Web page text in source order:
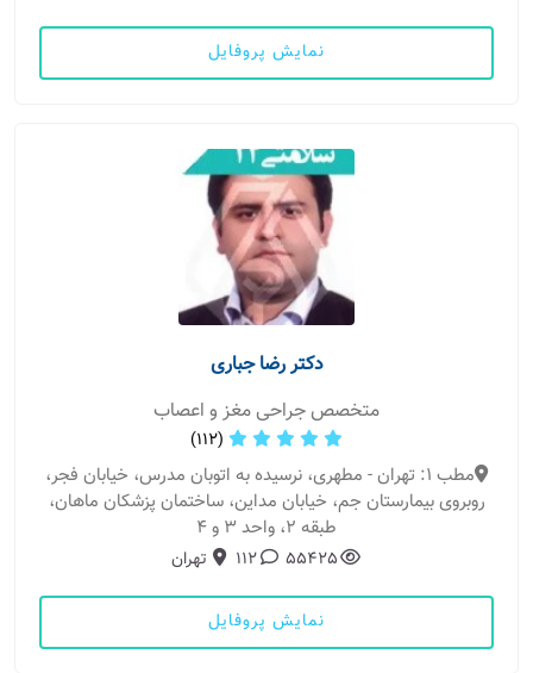
نمایش پروفایل
دکتر رضا جباری
متخصص جراحی مغز و اعصاب
(112)
مطب 1: تهران - مطهری، نرسیده به اتوبان مدرس، خیابان فجر،
روبروی بیمارستان جم، خیابان مداین، ساختمان پزشکان ماهان،
طبقه 2، واحد 3 و 4
55425
112 تهران
نمایش پروفایل